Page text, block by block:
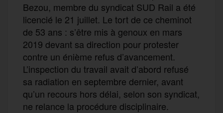
Bezou, membre du syndicat SUD Rail a été
licencié le 21 juillet. Le tort de ce cheminot
de 53 ans : s’être mis à genoux en mars
2019 devant sa direction pour protester
contre un énième refus d’avancement.
L’inspection du travail avait d’abord refusé
sa radiation en septembre dernier, avant
qu’un recours hors délai, selon son syndicat,
ne relance la procédure disciplinaire.